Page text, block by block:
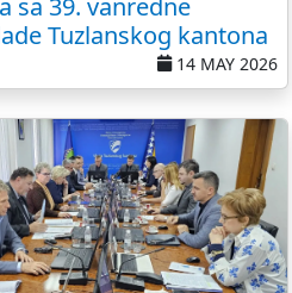
sa 39. vanredne
Tuzlanskog kantona
14 MAY 2026